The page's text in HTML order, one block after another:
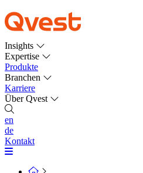
Insights
Expertise
Produkte
Branchen
Karriere
Über Qvest
en
de
Kontakt